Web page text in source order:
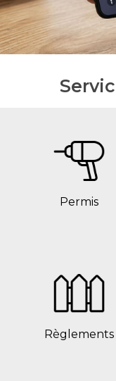
Permis
Règlements